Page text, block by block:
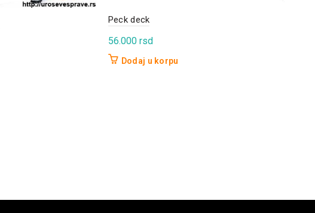
Peck deck
56.000 rsd
Dodaj u korpu